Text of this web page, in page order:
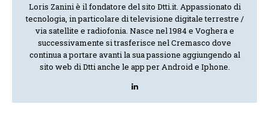
Loris Zanini è il fondatore del sito Dtti.it. Appassionato di
tecnologia, in particolare di televisione digitale terrestre /
via satellite e radiofonia. Nasce nel 1984 e Voghera e
successivamente si trasferisce nel Cremasco dove
continua a portare avanti la sua passione aggiungendo al
sito web di Dtti anche le app per Android e Iphone.